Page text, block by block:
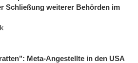
Schließung weiterer Behörden im
Meta-Angestellte in den USA